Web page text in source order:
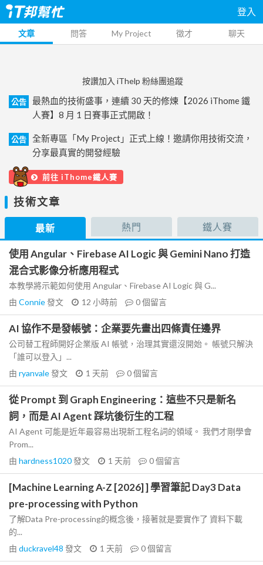
登入
文章 問答 My Project 徵才 聊天
按讚加入 iThelp 粉絲團追蹤
公告
最熱血的技術盛事，連續 30 天的修煉【2026 iThome 鐵
人賽】8 月 1 日賽事正式開啟！
公告
全新專區「My Project」正式上線！邀請你用技術交流，
分享最真實的開發經驗
前往 iThome鐵人賽
技術文章
最新 熱門 鐵人賽
使用 Angular、Firebase AI Logic 與 Gemini Nano 打造
混合式影像分析應用程式
本教學將示範如何使用 Angular、Firebase AI Logic 與 G...
由 Connie發文 12 小時前 0個留言
AI 協作不是發帳號：企業要先畫出四條責任邊界
公司替工程師開好企業版 AI 帳號，治理其實還沒開始。 帳號只解決
「誰可以登入」...
由 ryanvale發文 1 天前 0個留言
從 Prompt 到 Graph Engineering：這些不只是新名
詞，而是 AI Agent 踩坑後衍生的工程
AI Agent 可能是近年最容易出現新工程名詞的領域。 我們才剛學會
Prom...
由 hardness1020發文 1 天前 0個留言
[Machine Learning A-Z [2026] ] 學習筆記 Day3 Data
pre-processing with Python
了解Data Pre-processing的概念後，接著就是要實作了 資料下載
的...
由 duckravel48 發文 1 天前 0個留言